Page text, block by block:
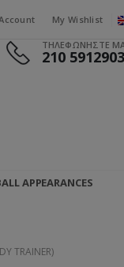
My Wishlist
ΤΗΛΕΦΩΝΗΣΤΕ
210 5912903
APPEARANCES
TRAINER)